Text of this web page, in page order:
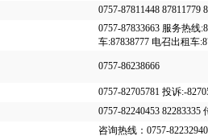
0757-87811448 87811779
0757-87833663 服务热线
车:87838777 电召出租车
0757-86238666
0757-82705781 投诉:-
0757-82240453 82283335
咨询热线：0757-